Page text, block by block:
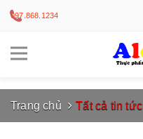
097.868.1234
Trang chủ Tất cả tin tức